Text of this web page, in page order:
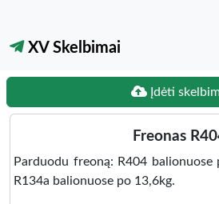
XV Skelbimai
Įdėti
Freonas
Parduodu freoną: R404 balionuose
R134a balionuose po 13,6kg.